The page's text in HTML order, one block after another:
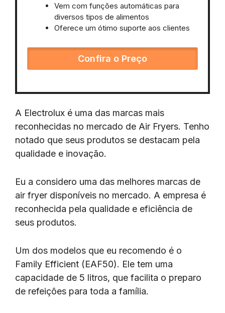
Vem com funções automáticas para
diversos tipos de alimentos
Oferece um ótimo suporte aos clientes
Confira o Preço
A Electrolux é uma das marcas mais
reconhecidas no mercado de Air Fryers. Tenho
notado que seus produtos se destacam pela
qualidade e inovação.
Eu a considero uma das melhores marcas de
air fryer disponíveis no mercado. A empresa é
reconhecida pela qualidade e eficiência de
seus produtos.
Um dos modelos que eu recomendo é o
Family Efficient (EAF50). Ele tem uma
capacidade de 5 litros, que facilita o preparo
de refeições para toda a família.